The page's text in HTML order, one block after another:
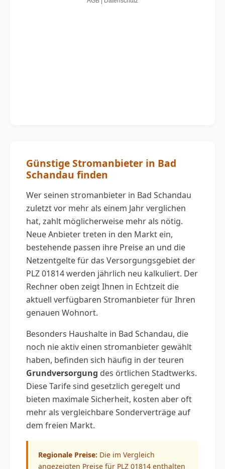
Günstige Stromanbieter in Bad
Schandau finden
Wer seinen stromanbieter in Bad Schandau
zuletzt vor mehr als einem Jahr verglichen
hat, zahlt möglicherweise mehr als nötig.
Neue Anbieter treten in den Markt ein,
bestehende passen ihre Preise an und die
Netzentgelte für das Versorgungsgebiet der
PLZ 01814 werden jährlich neu kalkuliert. Der
Rechner oben zeigt Ihnen in Echtzeit die
aktuell verfügbaren Stromanbieter für Ihren
genauen Wohnort.
Besonders Haushalte in Bad Schandau, die
noch nie aktiv einen stromanbieter gewählt
haben, befinden sich häufig in der teuren
Grundversorgung des örtlichen Stadtwerks.
Diese Tarife sind gesetzlich geregelt und
bieten maximale Sicherheit, kosten aber oft
mehr als vergleichbare Sonderverträge auf
dem freien Markt.
Regionale Preise: Die im Vergleich
angezeigten Preise für PLZ 01814 enthalten